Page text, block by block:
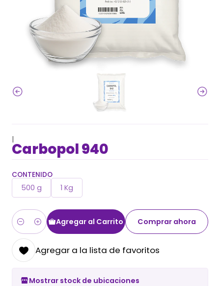
|
Carbopol 940
CONTENIDO
500 g 1 Kg
Cantidad
Agregar al Carrito Comprar ahora
Agregar a la lista de favoritos
Mostrar stock de ubicaciones